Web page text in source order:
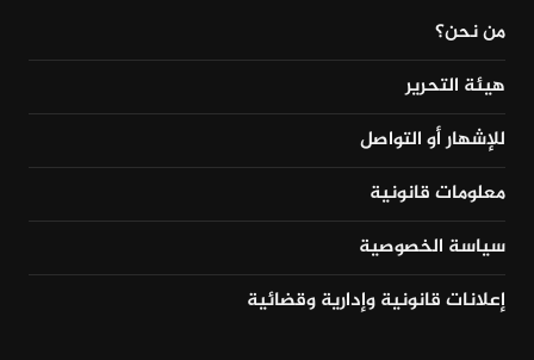
من نحن؟
هيئة التحرير
للإشهار أو التواصل
معلومات قانونية
سياسة الخصوصية
إعلانات قانونية وإدارية وقضائية